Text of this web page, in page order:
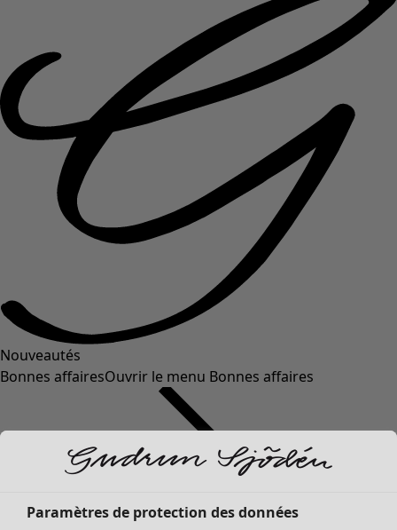
Nouveautés
Bonnes affairesOuvrir le menu Bonnes affaires
Paramètres de protection des données